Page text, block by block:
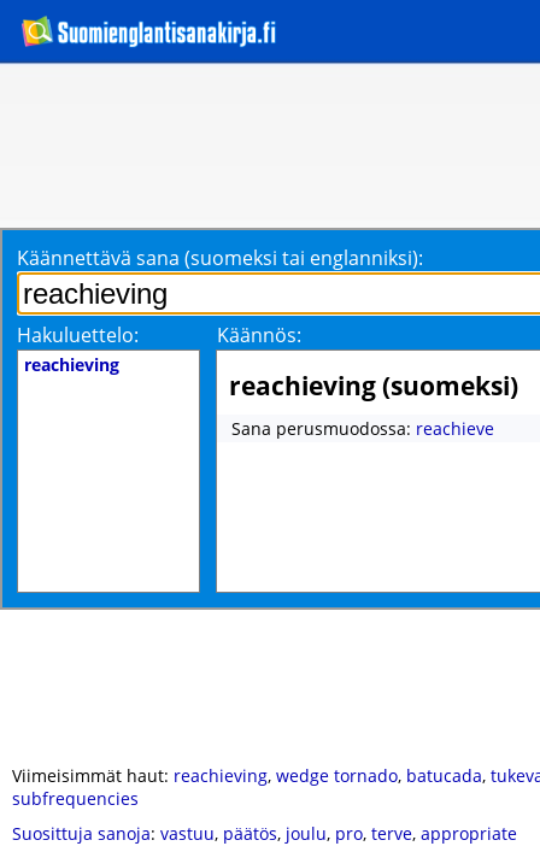
Käännettävä sana (suomeksi tai englanniksi):
Hakuluettelo: Käännös:
reachieving
reachieving (suomeksi)
Sana perusmuodossa: reachieve
Viimeisimmät haut: reachieving, wedge tornado, batucada,
subfrequencies
Suosittuja sanoja: vastuu, päätös, joulu, pro, terve, appropriate